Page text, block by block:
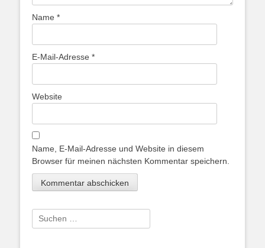
Name *
E-Mail-Adresse *
Website
Name, E-Mail-Adresse und Website in diesem
Browser für meinen nächsten Kommentar speichern.
Suche
nach: